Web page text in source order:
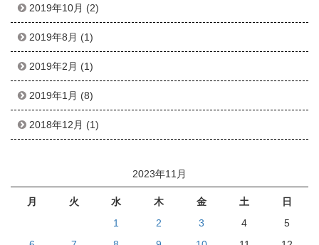
2019年10月 (2)
2019年8月 (1)
2019年2月 (1)
2019年1月 (8)
2018年12月 (1)
2023年11月
月 火 水 木 金 土
日
1
2 3 4
5